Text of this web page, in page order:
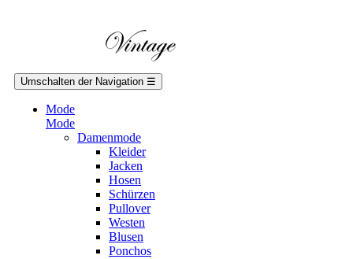
Umschalten der Navigation ☰
Mode
Mode
Damenmode
Kleider
Jacken
Hosen
Schürzen
Pullover
Westen
Blusen
Ponchos